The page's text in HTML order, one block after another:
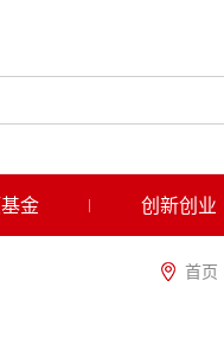
金 创新创业
首页